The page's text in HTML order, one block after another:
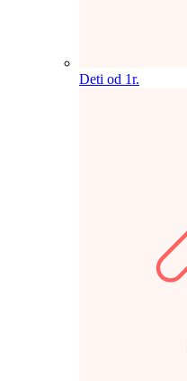
Deti od 1r.